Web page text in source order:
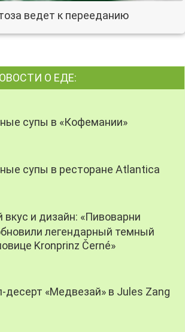
ведет к перееданию
О ЕДЕ:
супы в «Кофемании»
супы в ресторане Atlantica
и дизайн: «Пивоварни
легендарный темный
Kronprinz Černé»
десерт «Медвезай» в Jules Zang